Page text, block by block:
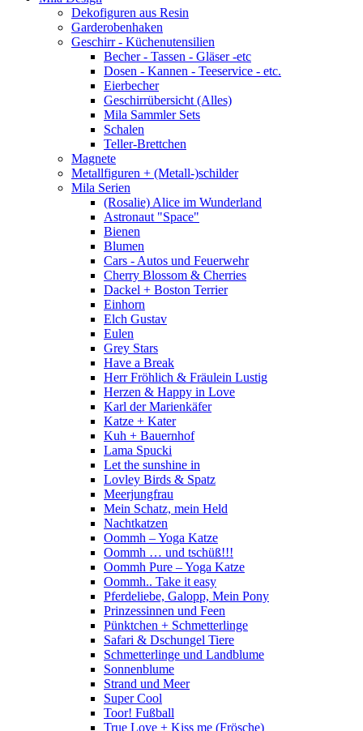
Dekofiguren aus Resin
Garderobenhaken
Geschirr - Küchenutensilien
Becher - Tassen - Gläser -etc
Dosen - Kannen - Teeservice - etc.
Eierbecher
Geschirrübersicht (Alles)
Mila Sammler Sets
Schalen
Teller-Brettchen
Magnete
Metallfiguren + (Metall-)schilder
Mila Serien
(Rosalie) Alice im Wunderland
Astronaut "Space"
Bienen
Blumen
Cars - Autos und Feuerwehr
Cherry Blossom & Cherries
Dackel + Boston Terrier
Einhorn
Elch Gustav
Eulen
Grey Stars
Have a Break
Herr Fröhlich & Fräulein Lustig
Herzen & Happy in Love
Karl der Marienkäfer
Katze + Kater
Kuh + Bauernhof
Lama Spucki
Let the sunshine in
Lovley Birds & Spatz
Meerjungfrau
Mein Schatz, mein Held
Nachtkatzen
Oommh – Yoga Katze
Oommh … und tschüß!!!
Oommh Pure – Yoga Katze
Oommh.. Take it easy
Pferdeliebe, Galopp, Mein Pony
Prinzessinnen und Feen
Pünktchen + Schmetterlinge
Safari & Dschungel Tiere
Schmetterlinge und Landblume
Sonnenblume
Strand und Meer
Super Cool
Toor! Fußball
True Love + Kiss me (Frösche)